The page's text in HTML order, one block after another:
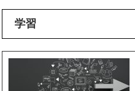
学習